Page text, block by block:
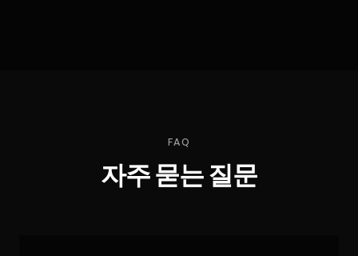
FAQ
자주 묻는 질문